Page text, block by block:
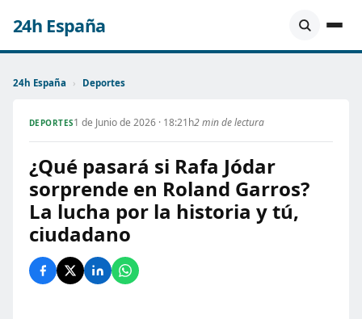
24h España
24h España › Deportes
DEPORTES1 de Junio de 2026 · 18:21h2 min de lectura
¿Qué pasará si Rafa Jódar
sorprende en Roland Garros?
La lucha por la historia y tú,
ciudadano